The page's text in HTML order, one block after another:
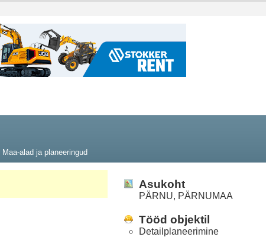
Maa-alad ja planeeringud
Asukoht
PÄRNU, PÄRNUMAA
Tööd objektil
Detailplaneerimine